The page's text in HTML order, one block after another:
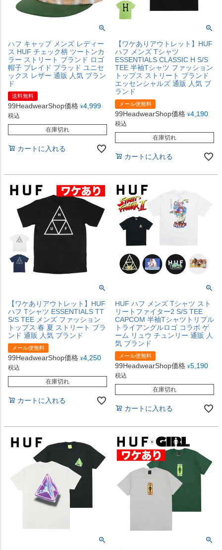
ハフ キャップ メンズ レディー
ス HUF チェック柄 ツートンカ
ラー ストリート ブランド ロゴ
帽子 プレイド プラッド ユニセ
ックス レザー 通販 人気 ブラン
ド
送料無料
99HeadwearShop価格 ¥4,999
税込
在庫切れ
カートに入れる
【ワケありアウトレット】HUF
ハフ メンズ Tシャツ
ESSENTIALS CLASSIC H S/S
TEE 半袖Tシャツ ファッション
トップス ストリート ブランド
エッセンシャルズ 通販 人気 ブ
ランド
メール便無料
99HeadwearShop価格 ¥4,190
税込
在庫切れ
カートに入れる
【ワケありアウトレット】HUF
ハフ Tシャツ ESSENTIALS TT
S/S TEE メンズ ファッション
トップス 春 夏 ストリート ブラ
ンド 通販 人気 ブランド
メール便無料
99HeadwearShop価格 ¥4,250
税込
在庫切れ
カートに入れる
HUF ハフ メンズ Tシャツ スト
リートファイター2 S/S TEE
CAPCOM 半袖Tシャツトリプル
トライアングルロゴ コラボ ゲ
ーム リュウ チュンリー 通販 人
気 ブランド
メール便無料
99HeadwearShop価格 ¥5,190
税込
在庫切れ
カートに入れる